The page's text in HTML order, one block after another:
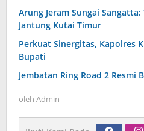
Arung Jeram Sungai
Jantung Kutai Timur
Perkuat Sinergitas, Kapolres
Bupati
Jembatan Ring Road 2 Resmi
oleh Admin